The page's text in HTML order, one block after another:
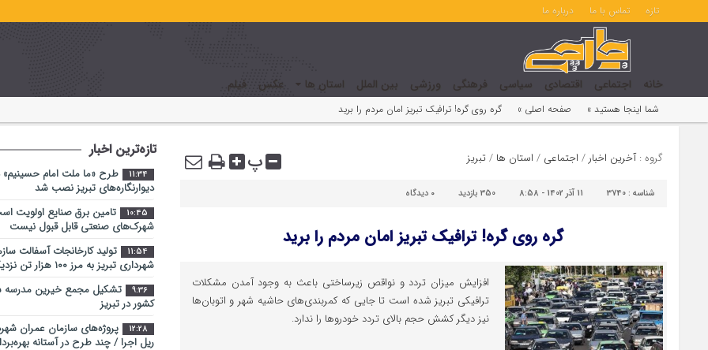
تازه تماس با ما درباره ما
خانه اجتماعی اقتصادی سیاسی فرهنگی ورزشی بین الملل استان ها عکس فیلم
شما اینجا هستید » صفحه اصلی » گره روی گره! ترافیک تبریز امان مردم را برید
گروه :آخرین اخبار / اجتماعی / استان ها /تبریز پ
شناسه : 3740 11 آذر 1402 - 8:58 350 بازدید ۰ دیدگاه
گره روی گره! ترافیک تبریز امان مردم را برید
افزایش میزان تردد و نواقص زیرساختی باعث به وجود آمدن مشکلات
ترافیکی تبریز شده است تا جایی که کمربندی‌های حاشیه شهر و اتوبان‌ها
نیز دیگر کشش حجم بالای تردد خودروها را ندارد.
تازه‌ترین اخبار
11:34
طرح «ما ملت امام حسینیم»
دیوارنگاره‌های تبریز نصب شد
10:45
تامین برق صنایع اولویت
شهرک‌های صنعتی قابل قبول نیست
11:54
تولید کارخانجات آسفالت
شهرداری تبریز به مرز ۱۰۰ هزار تن نزدیک شد
9:36
تشکیل مجمع خیرین مدرسه
کشور در تبریز
12:28
پروژه‌های سازمان عمران
ریل اجرا / چند طرح در آستانه